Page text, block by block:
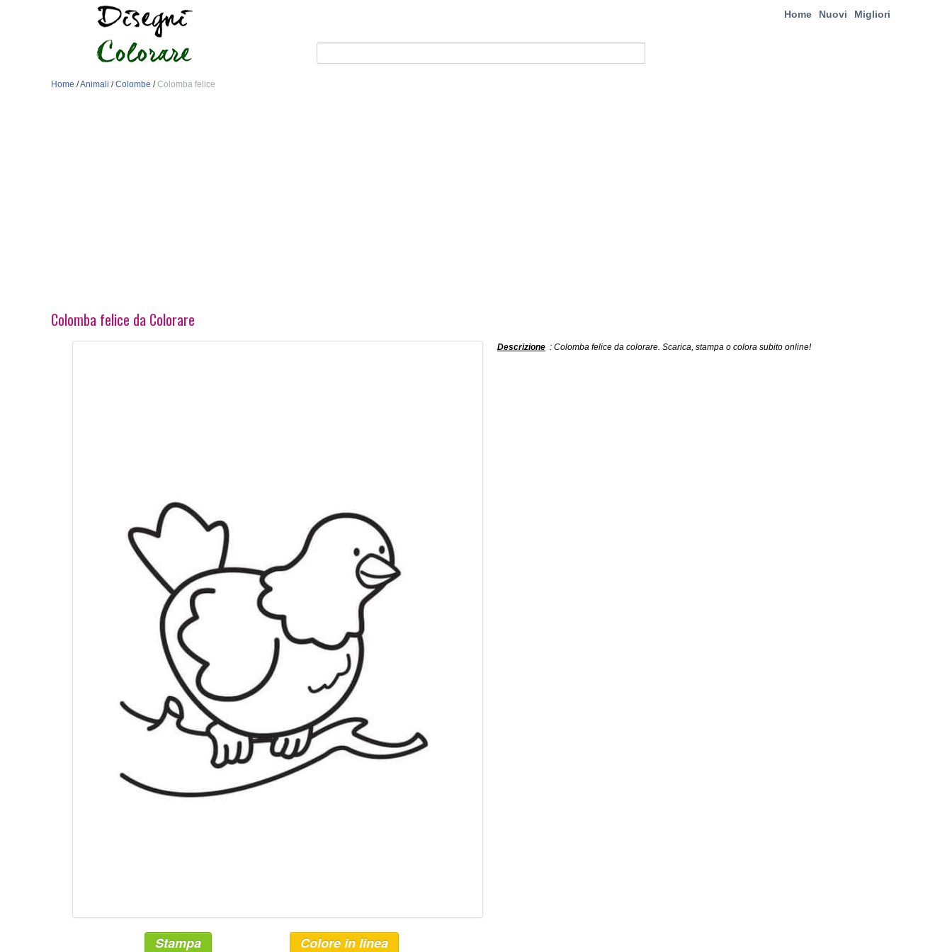
Home Nuovi Migliori
Home /Animali /Colombe /Colomba felice
Colomba felice da Colorare
Descrizione : Colomba felice da colorare. Scarica, stampa o colora subito online!
Stampa Colore in linea